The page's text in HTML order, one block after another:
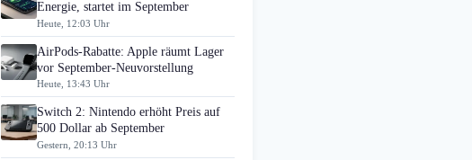
Energie, startet im September
Heute, 12:03 Uhr
AirPods-Rabatte: Apple räumt Lager
vor September-Neuvorstellung
Heute, 13:43 Uhr
Switch 2: Nintendo erhöht Preis auf
500 Dollar ab September
Gestern, 20:13 Uhr